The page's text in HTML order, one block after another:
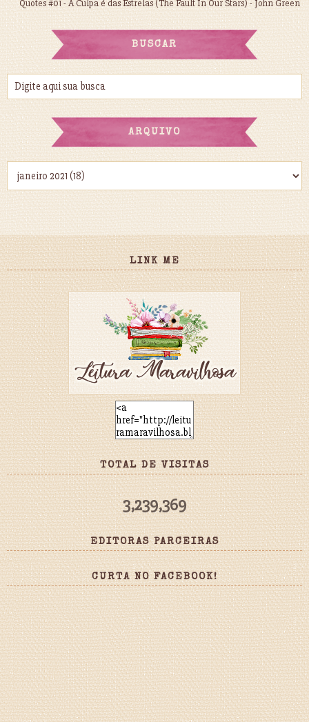
Quotes #01 - A Culpa é das Estrelas (The Fault In Our Stars) - John Green
BUSCAR
ARQUIVO
LINK ME
TOTAL DE VISITAS
3,239,369
EDITORAS PARCEIRAS
CURTA NO FACEBOOK!